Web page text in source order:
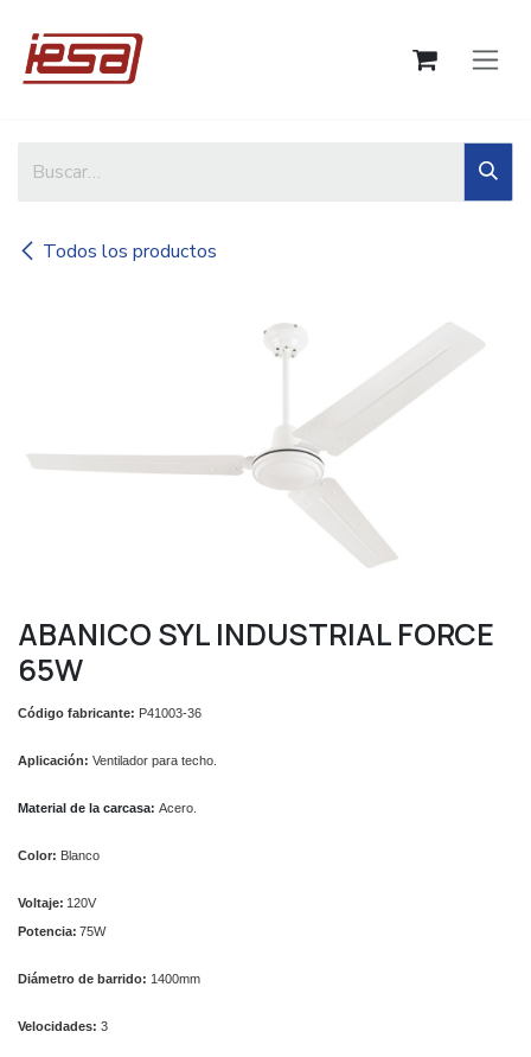
Todos los productos
ABANICO SYL INDUSTRIAL FORCE
65W
Código fabricante: P41003-36
Aplicación: Ventilador para techo.
Material de la carcasa: Acero.
Color: Blanco
Voltaje: 120V
Potencia: 75W
Diámetro de barrido: 1400mm
Velocidades: 3